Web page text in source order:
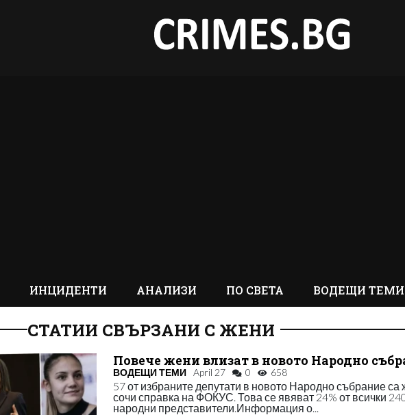
ИНЦИДЕНТИ АНАЛИЗИ ПО СВЕТА ВОДЕЩИ ТЕМИ
СТАТИИ СВЪРЗАНИ С ЖЕНИ
Повече жени влизат в новото Народно
ВОДЕЩИ ТЕМИ April 27 0 658
57 от избраните депутати в новото Народно събрание са
сочи справка на ФОКУС. Това се явяват 24% от всички
народни представители.Информация о...